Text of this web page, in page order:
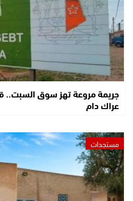
جريمة مروعة تهز سوق السبت..
عراك دام
مستجدات